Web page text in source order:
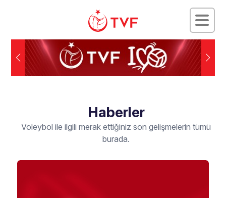
Haberler
Voleybol ile ilgili merak ettiğiniz son gelişmelerin tümü
burada.